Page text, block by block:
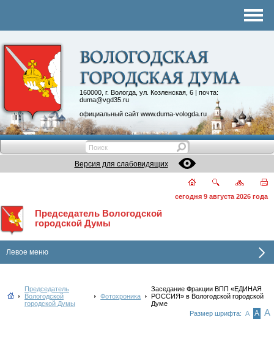
160000, г. Вологда, ул. Козленская, 6 | почта:
duma@vgd35.ru
официальный сайт www.duma-vologda.ru
Контакты
Депутатские объединения
Версия для слабовидящих
сегодня 9 августа 2026 года
Председатель Вологодской
городской Думы
Левое меню
Председатель
Вологодской
городской Думы
Фотохроника
Заседание Фракции ВПП «ЕДИНАЯ
РОССИЯ» в Вологодской городской
Думе
Размер шрифта: А А А